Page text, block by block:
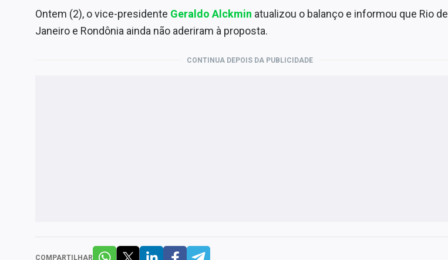
Ontem (2), o vice-presidente Geraldo Alckmin atualizou o balanço e informou que Rio de
Janeiro e Rondônia ainda não aderiram à proposta.
CONTINUA DEPOIS DA PUBLICIDADE
COMPARTILHAR